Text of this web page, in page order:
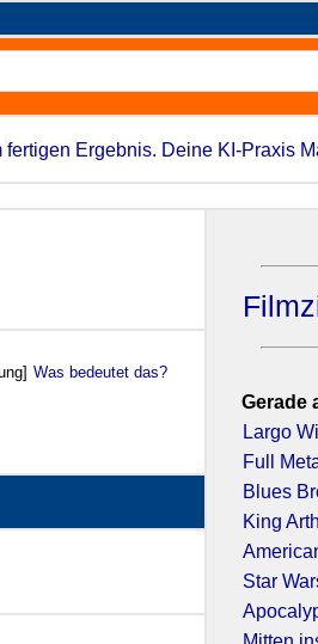
Ergebnis. Deine KI-Praxis
Was bedeutet das?
Gerade
Largo
Full
Blues
King
Star